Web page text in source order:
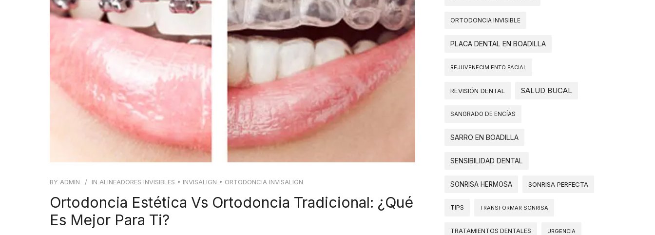
BY ADMIN IN ALINEADORES INVISIBLES • INVISALIGN • ORTODONCIA INVISALIGN
Ortodoncia Estética Vs Ortodoncia Tradicional: ¿qué
Es Mejor Para Ti?
ORTODONCIA INVISIBLE
PLACA DENTAL EN BOADILLA
REJUVENECIMIENTO FACIAL
REVISIÓN DENTAL SALUD BUCAL
SANGRADO DE ENCÍAS
SARRO EN BOADILLA
SENSIBILIDAD DENTAL
SONRISA HERMOSA SONRISA PERFECTA
TIPS TRANSFORMAR SONRISA
TRATAMIENTOS DENTALES URGENCIA